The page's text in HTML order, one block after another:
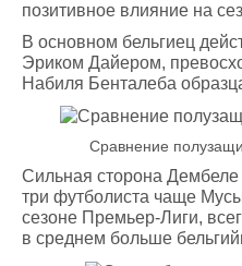
позитивное влияние на
В основном бельгиец
Эриком Дайером,
Набиля Бенталеба
Сравнение
Сильная сторона
три футболиста чаще
сезоне Премьер-Лиги,
в среднем больше